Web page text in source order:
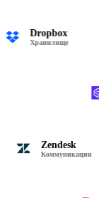
Dropbox
Хранилище
Zendesk